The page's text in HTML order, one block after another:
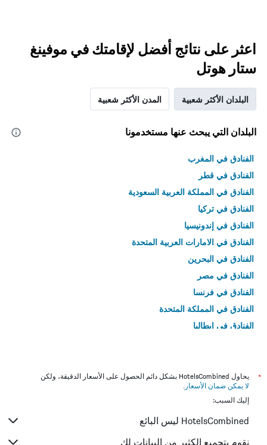
اعثر على نتائج أفضل لإقامتك في موفينغ
ستار هوتل
البلدان الأكثر شعبية المدن الأكثر شعبية
البلدان التي يبحث عنها مستخدمونا
الفنادق في المغرب
الفنادق في قطر
الفنادق في المملكة العربية السعودية
الفنادق في تركيا
الفنادق في إندونيسيا
الفنادق في الامارات العربية المتحدة
الفنادق في البحرين
الفنادق في مصر
الفنادق في فرنسا
الفنادق في المملكة المتحدة
الفنادق في إيطاليا
*
يحاول HotelsCombined بشكل دائم الحصول على الأسعار الدقيقة، ولكن
لا يمكن ضمان الأسعار .
إليك السبب:
HotelsCombined ليس البائع
نقوم بتجميع الكثير من البيانات لك